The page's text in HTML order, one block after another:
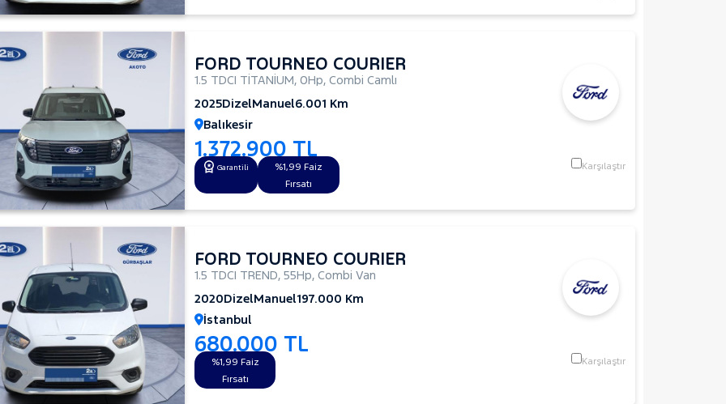
FORD TOURNEO COURIER
1.5 TDCI TİTANİUM, 0Hp, Combi Camlı
2025DizelManuel6.001 Km
Balıkesir
1.372.900 TL
Garantili
%1,99 Faiz
Fırsatı
Karşılaştır
FORD TOURNEO COURIER
1.5 TDCI TREND, 55Hp, Combi Van
2020DizelManuel197.000 Km
İstanbul
680.000 TL
%1,99 Faiz
Fırsatı
Karşılaştır